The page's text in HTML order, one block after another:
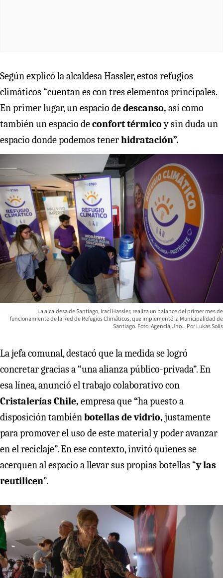
Según explicó la alcaldesa Hassler, estos refugios
climáticos “cuentan es con tres elementos principales.
En primer lugar, un espacio dedescanso, así como
también un espacio deconfort térmicoy sin duda un
espacio donde podemos tenerhidratación”.
La alcaldesa de Santiago, Irací Hassler, realiza un balance del primer mes de
funcionamiento de la Red de Refugios Climáticos, que implementó la Municipalidad de
Santiago. Foto: Agencia Uno.
Lukas Solis
La jefa comunal, destacó que la medida se logró
concretar gracias a “una alianza público-privada”. En
esa línea, anunció el trabajo colaborativo con
Cristalerías Chile, empresa que“ha puesto a
disposición también botellas de vidrio, justamente
para promover el uso de este material y poder avanzar
en el reciclaje”. En ese contexto, invitó quienes se
acerquen al espacio a llevar sus propias botellas “y las
reutilicen”.